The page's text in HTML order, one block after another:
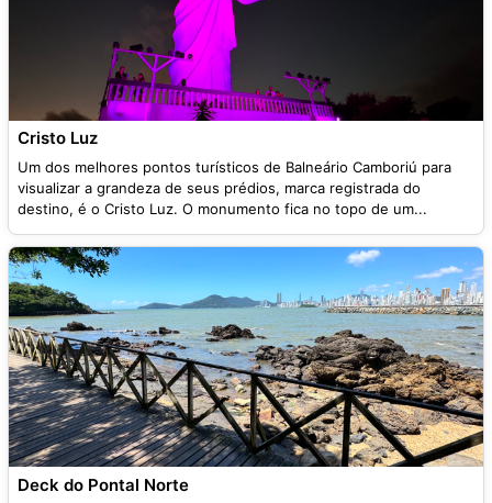
Cristo Luz
Um dos melhores pontos turísticos de Balneário Camboriú para
visualizar a grandeza de seus prédios, marca registrada do
destino, é o Cristo Luz. O monumento fica no topo de um...
Deck do Pontal Norte